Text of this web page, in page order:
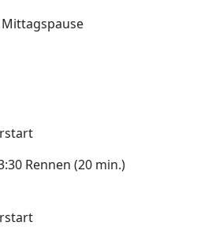
Mittagspause
Rennen (20 min.)